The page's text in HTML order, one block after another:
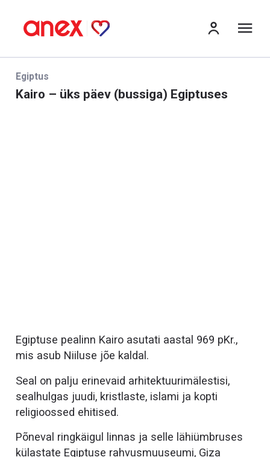
Egiptus
Kairo – üks päev (bussiga) Egiptuses
Egiptuse pealinn Kairo asutati aastal 969 pKr.,
mis asub Niiluse jõe kaldal.
Seal on palju erinevaid arhitektuurimälestisi,
sealhulgas juudi, kristlaste, islami ja kopti
religioossed ehitised.
Põneval ringkäigul linnas ja selle lähiümbruses
külastate Egiptuse rahvusmuuseumi, Giza